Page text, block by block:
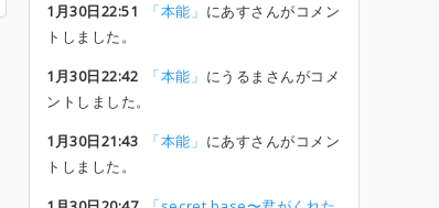
1月30日22:51
「本能」 にあすさんがコメン
トしました。
1月30日22:42
「本能」 にうるまさんがコメ
ントしました。
1月30日21:43
「本能」 にあすさんがコメン
トしました。